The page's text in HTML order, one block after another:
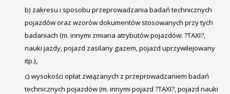
b) zakresu i sposobu przeprowadzania badań technicznych
pojazdów oraz wzorów dokumentów stosowanych przy tych
badaniach (m. innymi zmiana atrybutów pojazdów: ?TAXI?,
nauki jazdy, pojazd zasilany gazem, pojazd uprzywilejowany
itp.),
c) wysokości opłat związanych z przeprowadzaniem badań
technicznych pojazdów (m. innymi pojazd ?TAXI?, pojazd nauki